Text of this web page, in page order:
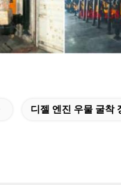
디젤 엔진 우물 굴착